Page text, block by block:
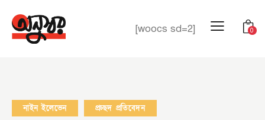
[woocs sd=2] 0
নাইন ইলেভেন প্রচ্ছদ প্রতিবেদন